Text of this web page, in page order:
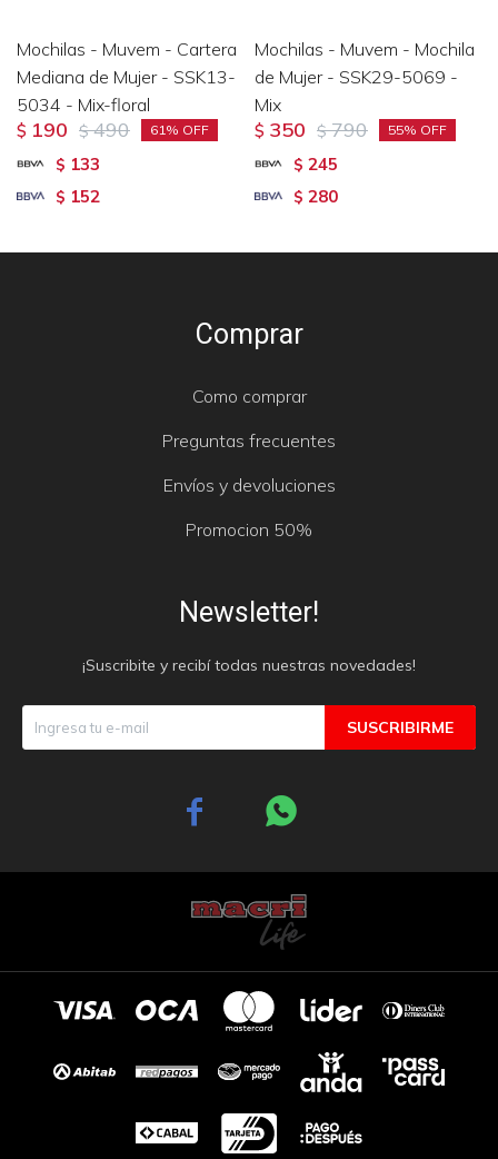
Mochilas - Muvem - Cartera
Mediana de Mujer - SSK13-
5034 - Mix-floral
$ 190 $ 490 61
$ 133
$ 152
Mochilas - Muvem - Mochila
de Mujer - SSK29-5069 -
Mix
$ 350 $ 790 55
$ 245
$ 280
Comprar
Como comprar
Preguntas frecuentes
Envíos y devoluciones
Promocion 50%
Newsletter!
¡Suscribite y recibí todas nuestras novedades!
SUSCRIBIRME
 